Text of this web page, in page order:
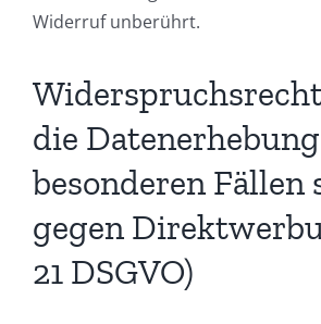
Widerruf unberührt.
die
besonderen Fällen
gegen
21 DSGVO)